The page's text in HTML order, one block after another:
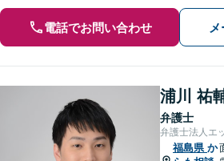
電話でお問い合わせ
浦川 祐
弁護士
弁護士法人エ
福島県 か